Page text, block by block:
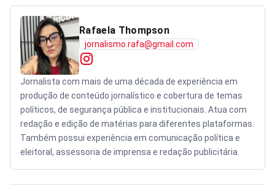
Rafaela Thompson
jornalismo.rafa@gmail.com
Jornalista com mais de uma década de experiência em
produção de conteúdo jornalístico e cobertura de temas
políticos, de segurança pública e institucionais. Atua com
redação e edição de matérias para diferentes plataformas.
Também possui experiência em comunicação política e
eleitoral, assessoria de imprensa e redação publicitária.